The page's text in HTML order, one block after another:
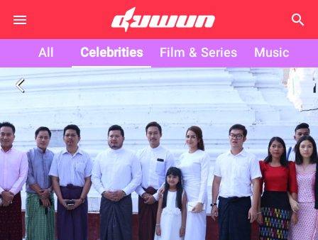
search
All Celebrities Film & Series Music
arrow_back_ios